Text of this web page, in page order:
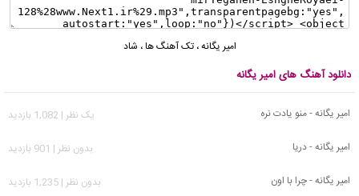
امیر یگانه،تک آهنگ ها، شاد
دانلود آهنگ های امیر یگانه
امیر یگانه - منو یادت نره
يک نظر | 1,082 بازدید
امیر یگانه - دریا
بدون نظر | 901 بازدید
امیر یگانه - چرا با اون
بدون نظر | 1,235 بازدید